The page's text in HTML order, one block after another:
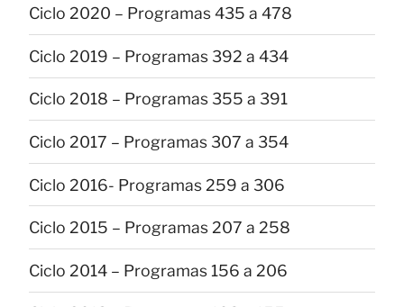
Ciclo 2020 – Programas 435 a 478
Ciclo 2019 – Programas 392 a 434
Ciclo 2018 – Programas 355 a 391
Ciclo 2017 – Programas 307 a 354
Ciclo 2016- Programas 259 a 306
Ciclo 2015 – Programas 207 a 258
Ciclo 2014 – Programas 156 a 206